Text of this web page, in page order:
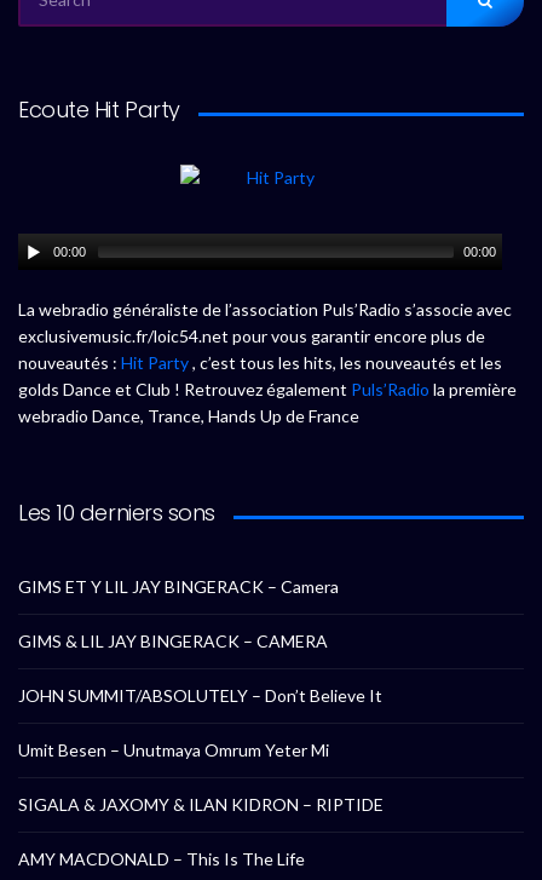
FOR:
Ecoute Hit Party
00:00 00:00
La webradio généraliste de l’association Puls’Radio s’associe avec
exclusivemusic.fr/loic54.net pour vous garantir encore plus de
nouveautés : Hit Party, c’est tous les hits, les nouveautés et les
golds Dance et Club ! Retrouvez également Puls’Radio la première
webradio Dance, Trance, Hands Up de France
Les 10 derniers sons
GIMS ET Y LIL JAY BINGERACK – Camera
GIMS & LIL JAY BINGERACK – CAMERA
JOHN SUMMIT/ABSOLUTELY – Don’t Believe It
Umit Besen – Unutmaya Omrum Yeter Mi
SIGALA & JAXOMY & ILAN KIDRON – RIPTIDE
AMY MACDONALD – This Is The Life